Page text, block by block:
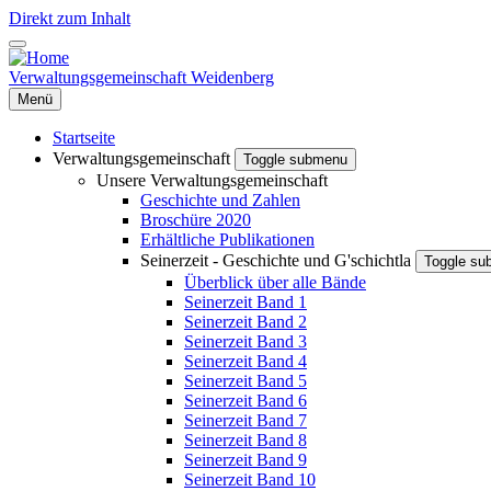
Direkt zum Inhalt
Verwaltungsgemeinschaft Weidenberg
Menü
Startseite
Verwaltungsgemeinschaft
Toggle submenu
Unsere Verwaltungsgemeinschaft
Geschichte und Zahlen
Broschüre 2020
Erhältliche Publikationen
Seinerzeit - Geschichte und G'schichtla
Toggle
Überblick über alle Bände
Seinerzeit Band 1
Seinerzeit Band 2
Seinerzeit Band 3
Seinerzeit Band 4
Seinerzeit Band 5
Seinerzeit Band 6
Seinerzeit Band 7
Seinerzeit Band 8
Seinerzeit Band 9
Seinerzeit Band 10